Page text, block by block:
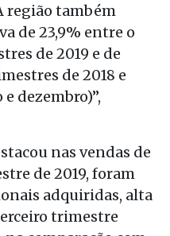
região também
de 23,9% entre o
de 2019 e de
de 2018 e
dezembro)”,
nas vendas de
de 2019, foram
adquiridas, alta
trimestre